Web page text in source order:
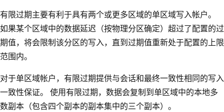
有限过期主要有利于具有两个或更多区域的单区域写入帐户。
如果某个区域中的数据延迟（按物理分区确定）超过了配置的过
期值，将会限制该分区的写入，直到过期值重新处于配置的上限
范围内。
对于单区域帐户，有限过期提供与会话和最终一致性相同的写入
一致性保证。 使用有限过期，数据会复制到单区域中的本地多
数副本（包含四个副本的副本集中的三个副本）。